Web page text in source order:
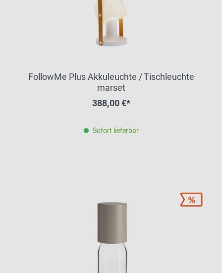
FollowMe Plus Akkuleuchte / Tischleuchte
marset
388,00 €*
Sofort lieferbar